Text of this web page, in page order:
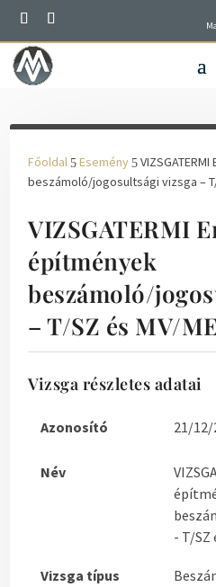
Főoldal 5 Esemény 5
beszámoló/jogosultsági vizsga –
VIZSGATERMI
építmények
beszámoló/
– T/SZ és MV/ME
Vizsga részletes adatai
Azonosító 21/12/
Név
- T/SZ
Vizsga típus